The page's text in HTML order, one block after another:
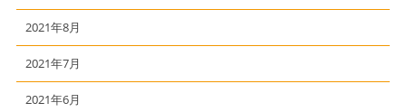
2021年8月
2021年7月
2021年6月